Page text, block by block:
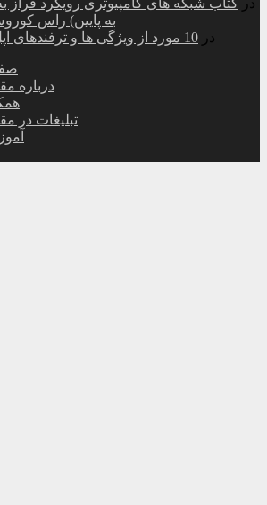
در کتاب شبکه های کامپیوتری رویکرد فراز به
به پایین) راس
در 10 مورد از ویژگی ها و ترفندهای اپل موزیک
درباره
تبلیغات در